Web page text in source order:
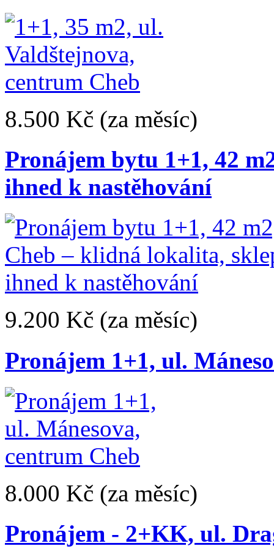
8.500 Kč (za měsíc)
Pronájem bytu 1+1, 42
ihned k nastěhování
9.200 Kč (za měsíc)
Pronájem 1+1, ul.
8.000 Kč (za měsíc)
Pronájem - 2+KK, ul.